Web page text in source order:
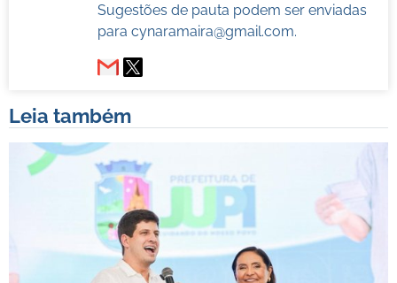
Sugestões de pauta podem ser enviadas
para cynaramaira@gmail.com.
Leia também